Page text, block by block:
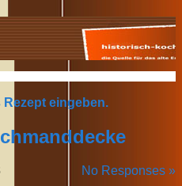
eingeben.
No Responses »